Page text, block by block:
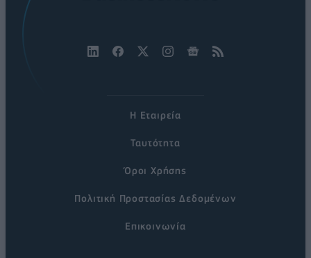
Η Εταιρεία
Ταυτότητα
Όροι Χρήσης
Πολιτική Προστασίας Δεδομένων
Επικοινωνία